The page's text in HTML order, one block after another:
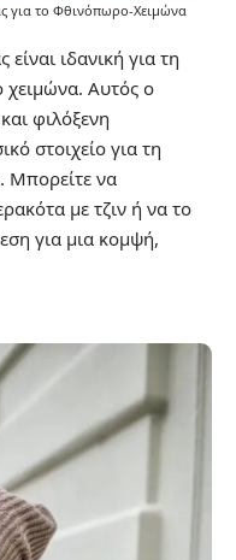
για το Φθινόπωρο-Χειμώνα
ιδανική για τη
Αυτός ο
φιλόξενη
στοιχείο για τη
Μπορείτε να
με τζιν ή να το
για μια κομψή,